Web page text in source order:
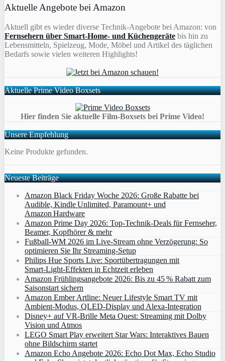
Aktuelle Angebote bei Amazon
Aktuell gibt es wieder diverse Technik-Angebote bei Amazon: von
Fernsehern über Smart-Home- und Küchengeräte bis hin zu
Lebensmitteln, Spielzeug, Mode, Möbel und Artikel des täglichen
Bedarfs sowie vielen weiteren Highlights!
Aktuelle Prime Video Boxsets
Hier finden Sie aktuelle Film-Boxsets bei Prime Video!
Unsere Empfehlung
Keine Produkte gefunden.
Neueste Beiträge
Amazon Black Friday Woche 2026: Große Rabatte bei
Audible, Kindle Unlimited, Paramount+ und
Amazon Hardware
Amazon Prime Day 2026: Top-Technik-Deals für Fernseher,
Beamer, Kopfhörer & mehr
Fußball-WM 2026 im Live-Stream ohne Verzögerung: So
optimieren Sie Ihr Streaming-Setup
Philips Hue Sports Live: Sportübertragungen mit
Smart‑Light‑Effekten in Echtzeit erleben
Amazon Frühlingsangebote 2026: Bis zu 45 % Rabatt zum
Saisonstart sichern
Amazon Ember Artline: Neuer Lifestyle Smart TV mit
Ambient‑Modus, QLED‑Display und Alexa‑Integration
Disney+ auf VR-Brille Meta Quest: Streaming mit Dolby
Vision und Atmos
LEGO Smart Play erweitert Star Wars: Interaktives Bauen
ohne Bildschirm startet
Amazon Echo Angebote 2026: Echo Dot Max, Echo Studio